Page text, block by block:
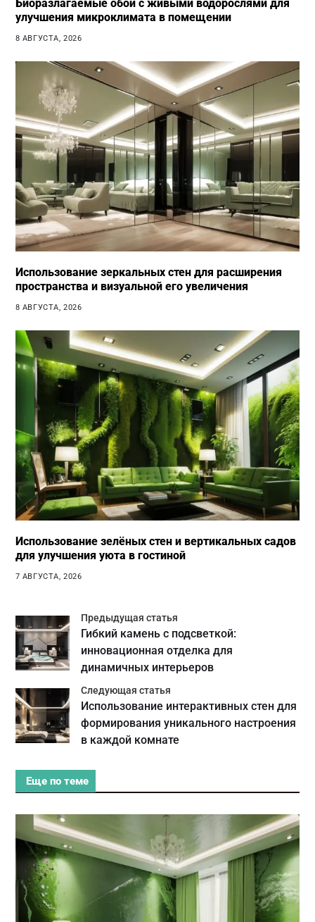
Биоразлагаемые обои с живыми водорослями для
улучшения микроклимата в помещении
8 АВГУСТА, 2026
Использование зеркальных стен для расширения
пространства и визуальной его увеличения
8 АВГУСТА, 2026
Использование зелёных стен и вертикальных садов
для улучшения уюта в гостиной
7 АВГУСТА, 2026
Предыдущая статья
Гибкий камень с подсветкой:
инновационная отделка для
динамичных интерьеров
Следующая статья
Использование интерактивных стен для
формирования уникального настроения
в каждой комнате
Еще по теме